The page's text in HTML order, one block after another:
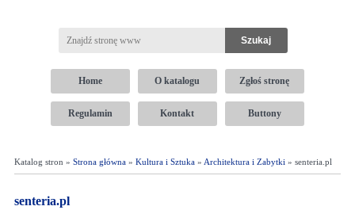
Home O katalogu Zgłoś stronę
Regulamin Kontakt Buttony
Katalog stron » Strona główna» Kultura i Sztuka» Architektura i Zabytki » senteria.pl
senteria.pl